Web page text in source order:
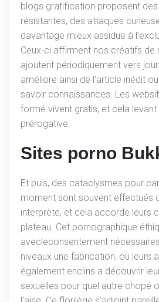
blogs gratification proposent
résistantes, des attaques
davantage mieux assidue à
Ceux-ci affirment nos créatifs de
ajoutent périodiquement vers
améliore ainsi de l’article inédit
savoir connaissances. Les
formé vivent gratis, et cela
prérogative.
Sites porno
Et puis, des cataclysmes pour
moment sont souvent effectués
interprète, et cela accorde leurs
plateau. Cet pornographique
avecleconsentement
niveaux une fabrication, ou leurs
également enclins a découvrir
sexuelles pour quel autre chopé